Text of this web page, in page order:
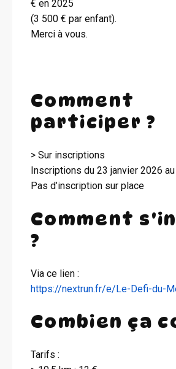
€ en 2025
(3 500 € par enfant).
Merci à vous.
Comment
participer ?
> Sur inscriptions
Inscriptions du 23 janvier 2026
Pas d’inscription sur place
Comment
?
Via ce lien :
https://nextrun.fr/e/Le-Defi-du-
Combien ça
Tarifs :